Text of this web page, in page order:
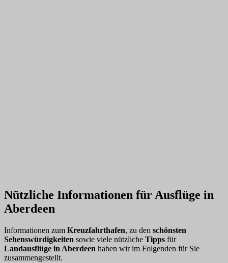
Nützliche Informationen für Ausflüge in
Aberdeen
Informationen zum Kreuzfahrthafen, zu den schönsten
Sehenswürdigkeiten sowie viele nützliche Tipps für
Landausflüge in Aberdeen haben wir im Folgenden für Sie
zusammengestellt.